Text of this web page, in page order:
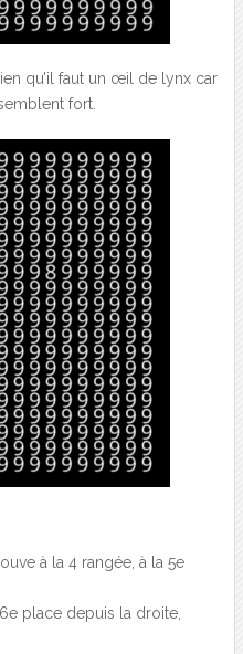
qu’il faut un œil de lynx car
fort.
à la 4 rangée, à la 5e
e place depuis la droite,